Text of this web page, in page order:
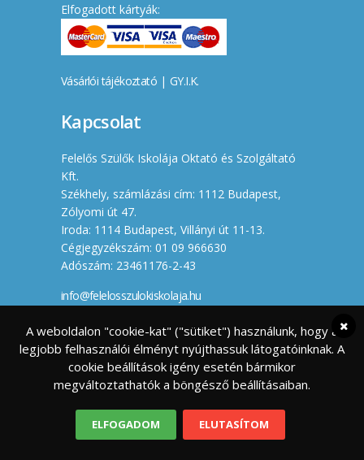
Elfogadott kártyák:
Vásárlói tájékoztató | GY.I.K.
Kapcsolat
Felelős Szülők Iskolája Oktató és Szolgáltató
Kft.
Székhely, számlázási cím: 1112 Budapest,
Zólyomi út 47.
Iroda: 1114 Budapest, Villányi út 11-13.
Cégjegyzékszám: 01 09 966630
Adószám: 23461176-2-43
info@felelosszulokiskolaja.hu
Készítette
A weboldalon "cookie-kat" ("sütiket") használunk, hogy a
legjobb felhasználói élményt nyújthassuk látogatóinknak. A
cookie beállítások igény esetén bármikor
megváltoztathatók a böngésző beállításaiban.
ELFOGADOM ELUTASÍTOM